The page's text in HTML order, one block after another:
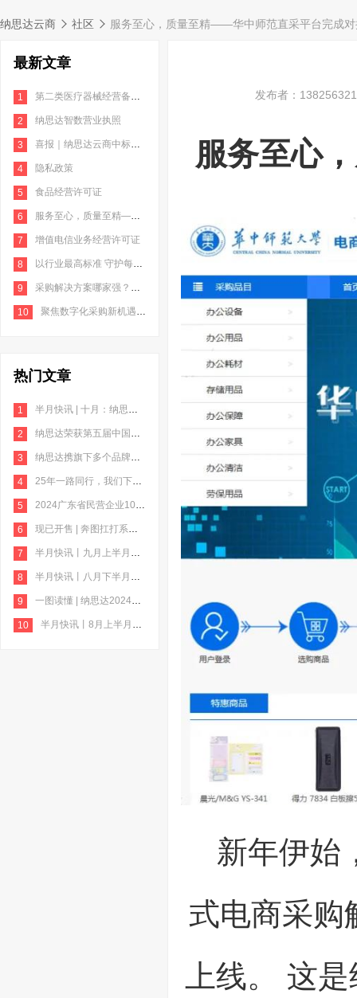
纳思达云商 社区 服务至心，质量至精——华中师范直采平台完成
最新文章
1 第二类医疗器械经营备案凭证
2 纳思达智数营业执照
3 喜报｜纳思达云商中标南京地铁2022年打印机耗材采购项目
4 隐私政策
5 食品经营许可证
6 服务至心，质量至精——华中师范直采平台完成对接
7 增值电信业务经营许可证
8 以行业最高标准 守护每一份信任 | 纳思达云商荣获信息系统安全三级等保认证
9 采购解决方案哪家强？这些企业都选择纳思达云商！
10 聚焦数字化采购新机遇，纳思达云商用专业创造新价值
热门文章
1 半月快讯 | 十月：纳思达MSCI ESG评级跃升至AA级；极海荣获电机产业链“品质供应商”；格之格
2 纳思达荣获第五届中国质量奖提名奖
3 纳思达携旗下多个品牌亮相第十九届珠海国际办公设备及耗材展览会
4 25年一路同行，我们下一个里程碑见
5 2024广东省民营企业100强”榜单发布，纳思达榜上有名
6 现已开售 | 奔图扛打系列激光打印机：全新升级，扛打突破！
7 半月快讯丨九月上半月：奔图扛打系列“打印神机”上市；格之格亮相京东“企业福利季·园区服务直通车”活动
8 半月快讯丨八月下半月：纳思达发布2024年半年报；极海微发布超迷你无线智能升级设备Unismart
9 一图读懂 | 纳思达2024年半年报
10 半月快讯丨8月上半月：奔图携手麒麟软件推动硬件提质；奔图M7112DN黑白激光多功能一体机
发布者：
服务至心
新年伊始
式电商采购
上线。 这